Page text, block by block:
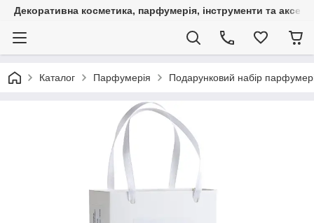
Декоративна косметика, парфумерія, інструменти та
Каталог Парфумерія Подарунковий набір